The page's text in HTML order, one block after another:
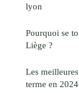
lyon
Pourquoi se
Liège ?
Les
terme en 2024